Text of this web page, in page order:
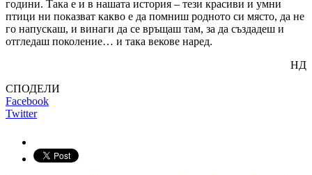
години. Така е и в нашата история – тези красиви и умни
птици ни показват какво е да помниш родното си място, да не
го напускаш, и винаги да се връщаш там, за да създадеш и
отгледаш поколение… и така векове наред.
НД
СПОДЕЛИ
Facebook
Twitter